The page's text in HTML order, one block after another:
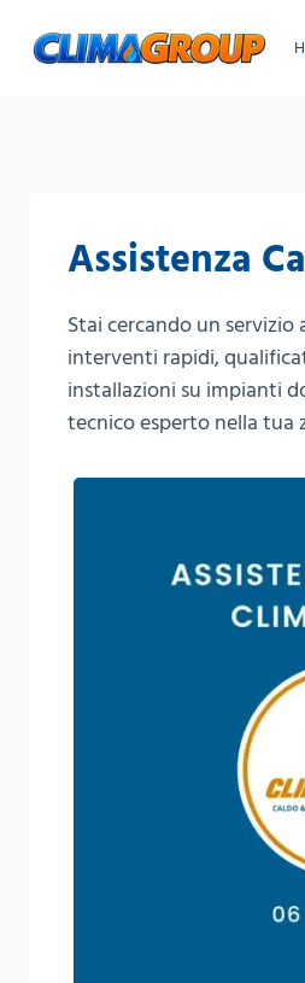
Assistenza
Stai cercando un servizio
interventi rapidi,
installazioni su impianti
tecnico esperto nella tua